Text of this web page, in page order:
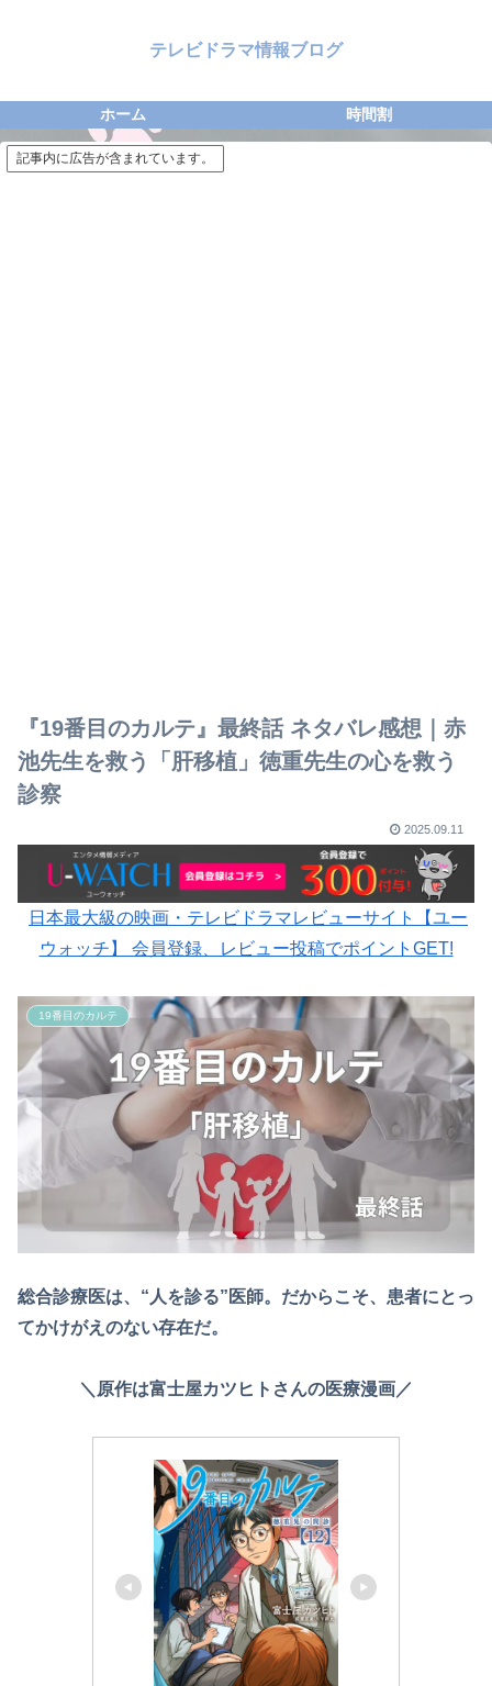
テレビドラマ情報ブログ
ホーム 時間割
記事内に広告が含まれています。
『19番目のカルテ』最終話 ネタバレ感想｜赤
池先生を救う「肝移植」徳重先生の心を救う
診察
2025.09.11
日本最大級の映画・テレビドラマレビューサイト【ユー
ウォッチ】 会員登録、レビュー投稿でポイントGET!
19番目のカルテ
総合診療医は、“人を診る”医師。だからこそ、患者にとっ
てかけがえのない存在だ。
＼原作は富士屋カツヒトさんの医療漫画／